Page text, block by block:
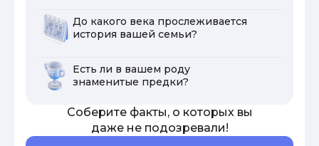
До какого века прослеживается
история вашей семьи?
Есть ли в вашем роду
знаменитые предки?
Соберите факты, о которых вы
даже не подозревали!